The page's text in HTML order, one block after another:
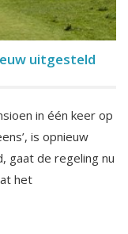
uitgesteld
in één keer op
is opnieuw
gaat de regeling nu
het